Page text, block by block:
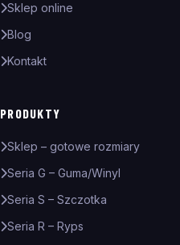
Sklep online
Blog
Kontakt
PRODUKTY
Sklep – gotowe rozmiary
Seria G – Guma/Winyl
Seria S – Szczotka
Seria R – Ryps